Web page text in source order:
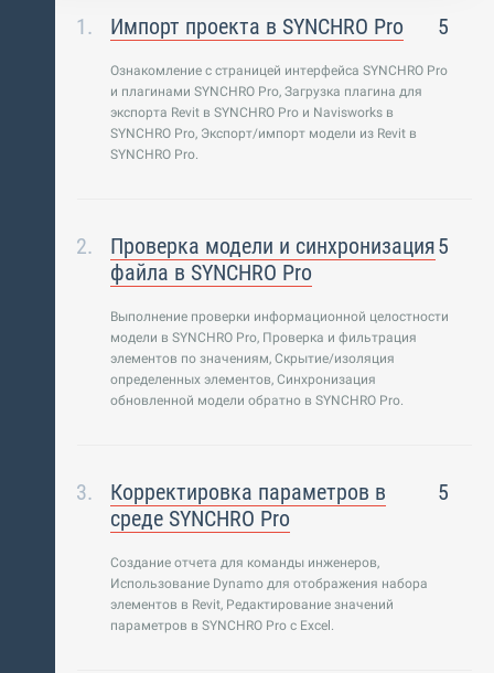
Импорт проекта в SYNCHRO Pro 5
Ознакомление с страницей интерфейса SYNCHRO Pro
и плагинами SYNCHRO Pro, Загрузка плагина для
экспорта Revit в SYNCHRO Pro и Navisworks в
SYNCHRO Pro, Экспорт/импорт модели из Revit в
SYNCHRO Pro.
Проверка модели и синхронизация
файла в SYNCHRO Pro
5
Выполнение проверки информационной целостности
модели в SYNCHRO Pro, Проверка и фильтрация
элементов по значениям, Скрытие/изоляция
определенных элементов, Синхронизация
обновленной модели обратно в SYNCHRO Pro.
Корректировка параметров в
среде SYNCHRO Pro
5
Создание отчета для команды инженеров,
Использование Dynamo для отображения набора
элементов в Revit, Редактирование значений
параметров в SYNCHRO Pro с Excel.